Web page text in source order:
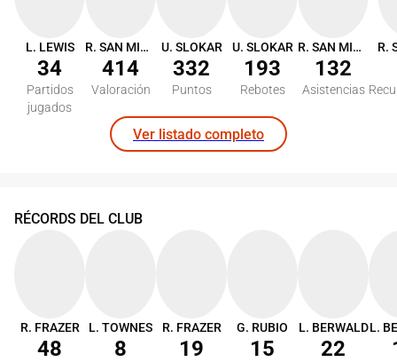
L. LEWIS
34
Partidos
jugados
R. SAN MIGUEL
414
Valoración
U. SLOKAR
332
Puntos
U. SLOKAR
193
Rebotes
R. SAN MIGUEL
132
Asistencias
Ver listado completo
RÉCORDS DEL CLUB
R. FRAZER
48
L. TOWNES
8
R. FRAZER
19
G. RUBIO
15
L. BERWALD
22
L.